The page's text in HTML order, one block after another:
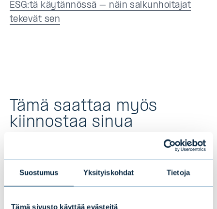
Suostumus Yksityiskohdat Tietoja
Tämä sivusto käyttää evästeitä
ESG:tä käytännössä – näin salkunhoitajat
tekevät sen
Tämä saattaa myös
kiinnostaa sinua